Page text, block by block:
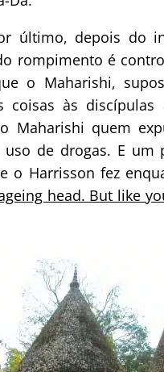
último, depois do
rompimento é
o Maharishi,
coisas às
Maharishi quem
de drogas. E um
o Harrisson fez
head. But like